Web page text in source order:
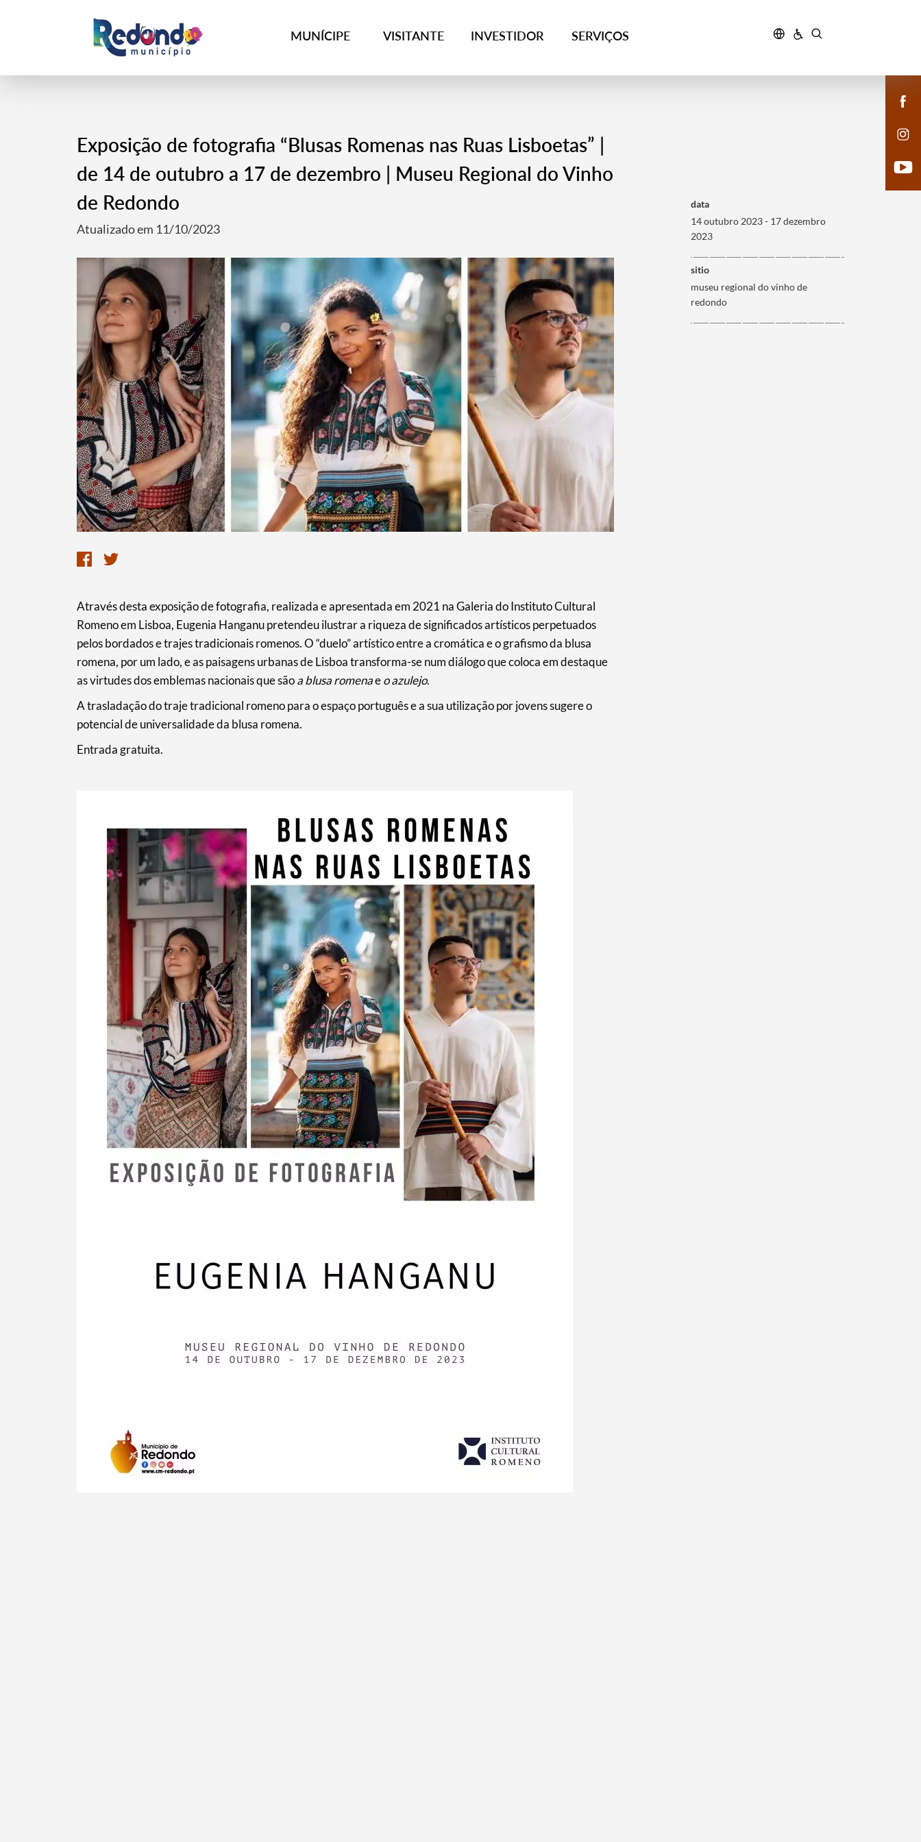
MUNÍCIPE VISITANTE INVESTIDOR SERVIÇOS
Termo de Pesquisa
Categorias gerais
Filtros
Exposição de fotografia “Blusas Romenas nas Ruas Lisboetas” |
de 14 de outubro a 17 de dezembro | Museu Regional do Vinho
de Redondo
Atualizado em 11/10/2023
Através desta exposição de fotografia, realizada e apresentada em 2021 na Galeria do Instituto Cultural
Romeno em Lisboa, Eugenia Hanganu pretendeu ilustrar a riqueza de significados artísticos perpetuados
pelos bordados e trajes tradicionais romenos. O “duelo” artístico entre a cromática e o grafismo da blusa
romena, por um lado, e as paisagens urbanas de Lisboa transforma-se num diálogo que coloca em destaque
as virtudes dos emblemas nacionais que sãoa blusa romenaeo azulejo.
A trasladação do traje tradicional romeno para o espaço português e a sua utilização por jovens sugere o
potencial de universalidade da blusa romena.
Entrada gratuita.
data
14 outubro 2023 - 17 dezembro
2023
sitio
museu regional do vinho de
redondo